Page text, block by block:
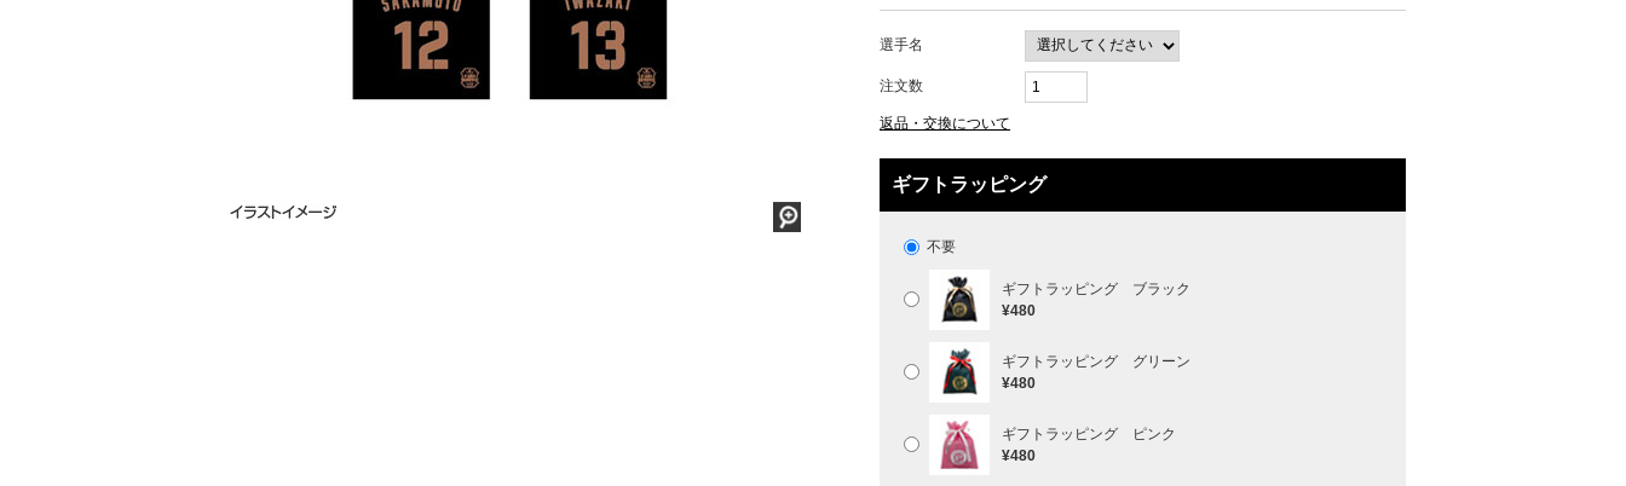
選手名
注文数
返品・交換について
ギフトラッピング
不要
ギフトラッピング ブラック
¥480
ギフトラッピング グリーン
¥480
ギフトラッピング ピンク
¥480